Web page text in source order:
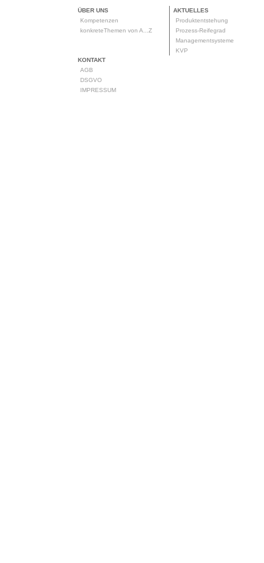
ÜBER UNS
Kompetenzen
konkreteThemen von A...Z
AKTUELLES
Produktentstehung
Prozess-Reifegrad
Managementsysteme
KVP
KONTAKT
AGB
DSGVO
IMPRESSUM